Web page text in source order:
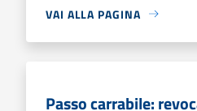
VAI ALLA PAGINA
Passo carrabile: